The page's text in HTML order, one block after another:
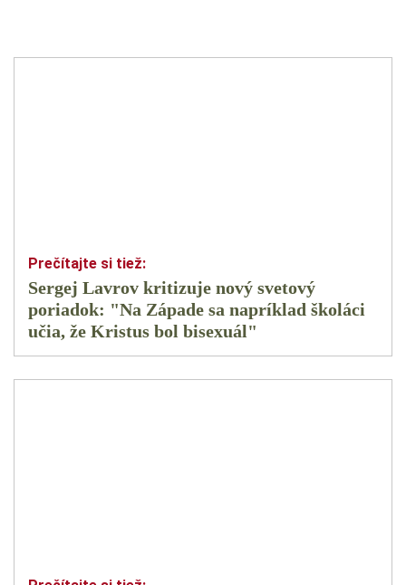
Sergej Lavrov kritizuje nový svetový
poriadok: "Na Západe sa napríklad školáci
učia, že Kristus bol bisexuál"